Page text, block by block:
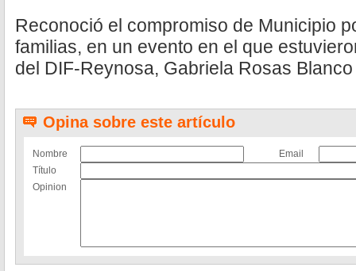
Reconoció el compromiso de Municipio
familias, en un evento en el que
del DIF-Reynosa, Gabriela Rosas
Opina sobre este artículo
Nombre
Email
Título
Opinion